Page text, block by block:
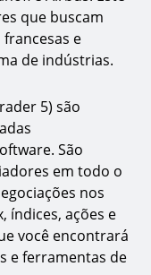
que buscam
e
de indústrias.
5) são
São
em todo o
nos
índices, ações e
você encontrará
e ferramentas de